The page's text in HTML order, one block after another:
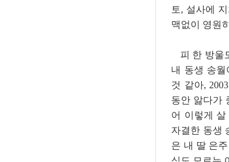
토, 설사에
맥없이 영원
피 한 방울
내 동생 송
것 같아,
동안 앓다가
어 이렇게
자결한 동생
은 내 딸 은